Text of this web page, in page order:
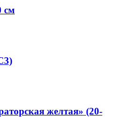
см
желтая» (20-